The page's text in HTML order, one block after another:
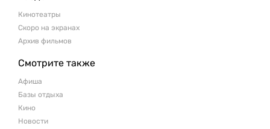
Кинотеатры
Скоро на экранах
Архив фильмов
Смотрите также
Афиша
Базы отдыха
Кино
Новости